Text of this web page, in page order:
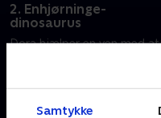
Samtykke
2. Enhjørninge-
dinosaurus
Dora hjælper en ven med at
slår sig sammen til en
konkurrence.
20. december 2025 • 21 min